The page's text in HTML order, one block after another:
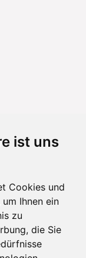
ist uns
Cookies und
Ihnen ein
zu
die Sie